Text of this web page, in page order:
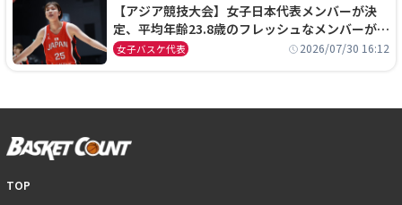
【アジア競技大会】女子日本代表メンバーが決
定、平均年齢23.8歳のフレッシュなメンバーが日
本開催の大舞台で頂点を狙う
女子バスケ代表 2026/07/30 16:12
TOP